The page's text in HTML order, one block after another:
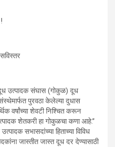
दूध उत्पादक संघास (गोकुळ) दूध
पुरवठा केलेल्या दुधास
वर्षांच्या शेवटी निश्चित करून
शेतकरी हा गोकुळचा कणा आहे.”
सभासदांच्या हिताच्या विविध
जास्तीत जास्त दूध दर देण्यासाठी